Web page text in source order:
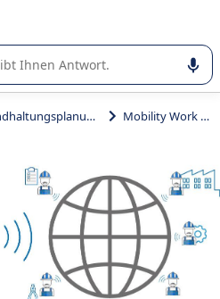
der Nutzung oder Auswahl
Instandhaltungsplanungs- und -steuerungssystem (IPS) Mobility Work CMMS/GMAO